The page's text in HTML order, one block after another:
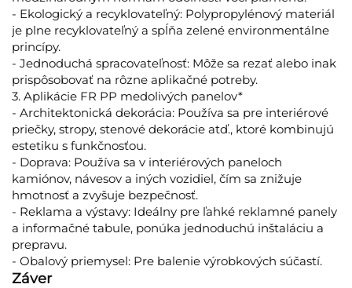
- Ekologický a recyklovateľný: Polypropylénový materiál
je plne recyklovateľný a spĺňa zelené environmentálne
princípy.
- Jednoduchá spracovateľnosť: Môže sa rezať alebo inak
prispôsobovať na rôzne aplikačné potreby.
3. Aplikácie FR PP medolivých panelov*
- Architektonická dekorácia: Používa sa pre interiérové
priečky, stropy, stenové dekorácie atď., ktoré kombinujú
estetiku s funkčnosťou.
- Doprava: Používa sa v interiérových paneloch
kamiónov, návesov a iných vozidiel, čím sa znižuje
hmotnosť a zvyšuje bezpečnosť.
- Reklama a výstavy: Ideálny pre ľahké reklamné panely
a informačné tabule, ponúka jednoduchú inštaláciu a
prepravu.
- Obalový priemysel: Pre balenie výrobkových súčastí.
Záver